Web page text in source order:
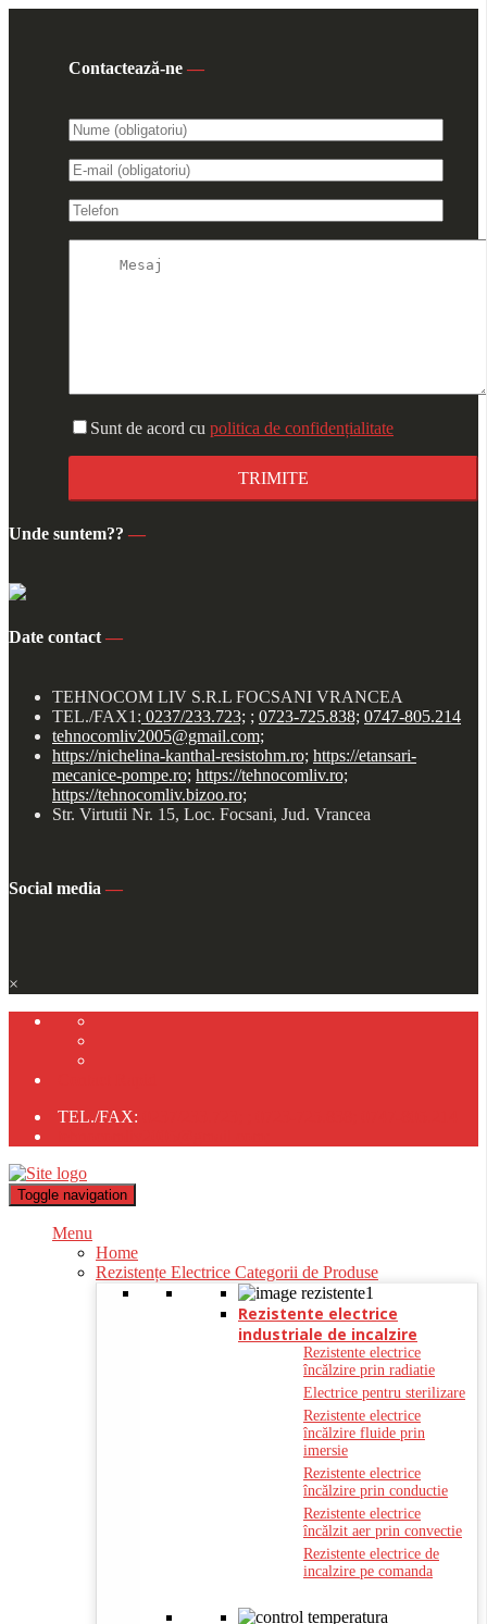
Contactează-ne —
Sunt de acord cu politica de confidențialitate
Unde suntem?? —
Date contact —
TEHNOCOM LIV S.R.L FOCSANI VRANCEA
TEL./FAX1: 0237/233.723; ; 0723-725.838; 0747-805.214
tehnocomliv2005@gmail.com;
https://nichelina-kanthal-resistohm.ro; https://etansari-
mecanice-pompe.ro; https://tehnocomliv.ro;
https://tehnocomliv.bizoo.ro;
Str. Virtutii Nr. 15, Loc. Focsani, Jud. Vrancea
Social media —
×
TEL./FAX:
Toggle navigation
Menu
Home
Rezistențe Electrice Categorii de Produse
Rezistente electrice
industriale de incalzire
Rezistente electrice
încălzire prin radiatie
Electrice pentru sterilizare
Rezistente electrice
încălzire fluide prin
imersie
Rezistente electrice
încălzire prin conductie
Rezistente electrice
încălzit aer prin convectie
Rezistente electrice de
incalzire pe comanda